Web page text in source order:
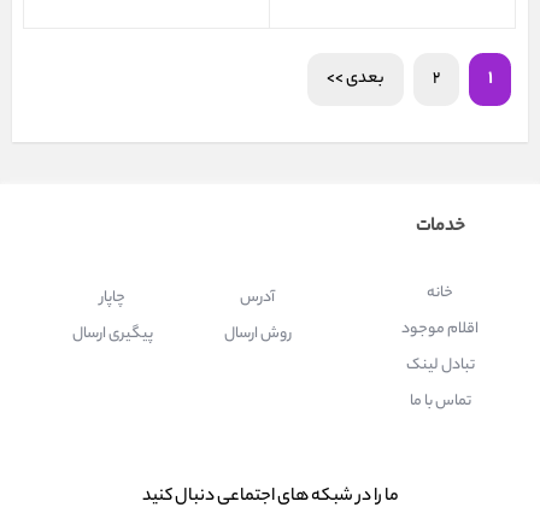
1
2 بعدی >>
خدمات
خانه
اقلام موجود
تبادل لینک
تماس با ما
آدرس
روش ارسال
چاپار
پیگیری ارسال
ما را در شبكه های اجتماعی دنبال کنید